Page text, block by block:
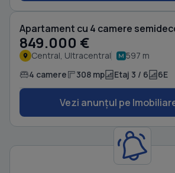
849.000 €
Central, Ultracentral 597 m
4 camere 308 mp Etaj 3 / 6 6E
Vezi anunțul pe